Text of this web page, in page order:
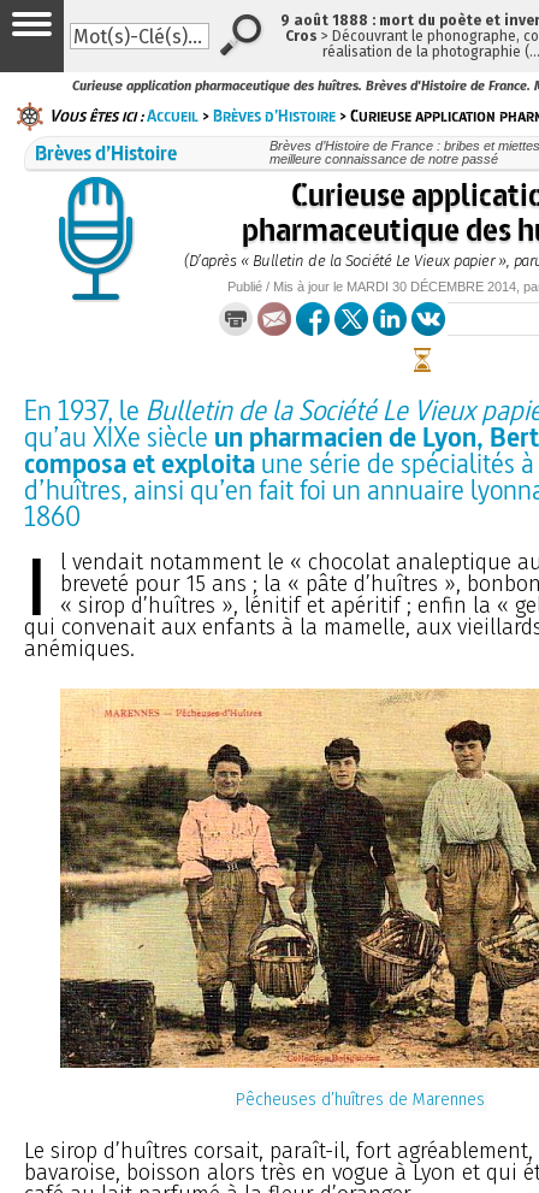
Curieuse application pharmaceutique des huîtres. Brèves d'Histoire de France.
Vous êtes ici :Accueil >Brèves d’Histoire > Curieuse application
Brèves d’Histoire
Brèves d’Histoire de France : bribes et
meilleure connaissance de notre passé
Curieuse
pharmaceutique des
(D’après « Bulletin de la Société Le Vieux papier »,
Publié / Mis à jour le MARDI 30 DÉCEMBRE 2014 ,
En 1937, le Bulletin de la Société Le Vieux
qu’au XIXe siècle un pharmacien de Lyon,
composa et exploitaune série de spécialités
d’huîtres, ainsi qu’en fait foi un annuaire
1860
I
l vendait notamment le « chocolat analeptique
breveté pour 15 ans ; la « pâte d’huîtres »,
« sirop d’huîtres », lénitif et apéritif ; enfin la «
qui convenait aux enfants à la mamelle, aux
anémiques.
Pêcheuses d’huîtres de Marennes
Le sirop d’huîtres corsait, paraît-il, fort
bavaroise, boisson alors très en vogue à Lyon et qui
9 août 1888 : mort du poète et
Cros > Découvrant le phonographe,
réalisation de la photographie